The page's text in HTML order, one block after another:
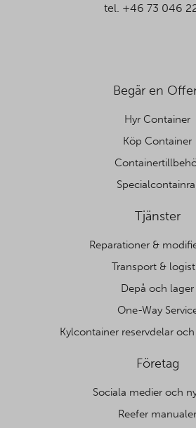
tel. +46 73 046
Begär en
Hyr Container
Köp Container
Tjänster
Reparationer &
Transport &
Depå och lager
One-Way
Kylcontainer reservdelar
Företag
Sociala medier och
Reefer manualer